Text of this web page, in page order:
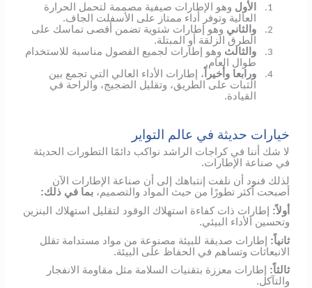
1. الأول وهو الإطارات صيفية مصممة لتحمل الحرارة
العالية وتوفر أداء ممتاز على الأسفلت الجاف.
2. والثاني وهو إطارات شتوية تضمن أقصى تماسك على
الطرق الزلقة أو المبتلة.
3. والثالث وهو إطارات لجميع الفصول مناسبة للاستخدام
طوال العام.
4. ورابعا وأخيراً ، إطارات الأداء العالي التي تجمع بين
الثبات على الطريق، وتقليل الضجيج، والراحة في
القيادة.
خيارات حديثة في عالم التواير
لا شك أننا في كراجات الراشد نواكب دائمًا التطورات الحديثة
في صناعة الإطارات.
لذلك فنود أن نلفت إنتباهك إلى أن صناعة الإطارات الآن
أصبحت أكثر تطورًا من حيث المواد والتصميم،بما في ذلك:
أولاً: إطارات ذات كفاءة استهلاك الوقود لتقليل استهلاك البنزين
وتحسين الأداء البيئي.
ثانياً: إطارات صديقة للبيئة مصنوعة من مواد مستدامة تقلل
الانبعاثات وتساهم في الحفاظ على البيئة.
ثالثاً: إطارات معززة بتقنيات السلامة مثل مقاومة الانفجار
والتآكل.